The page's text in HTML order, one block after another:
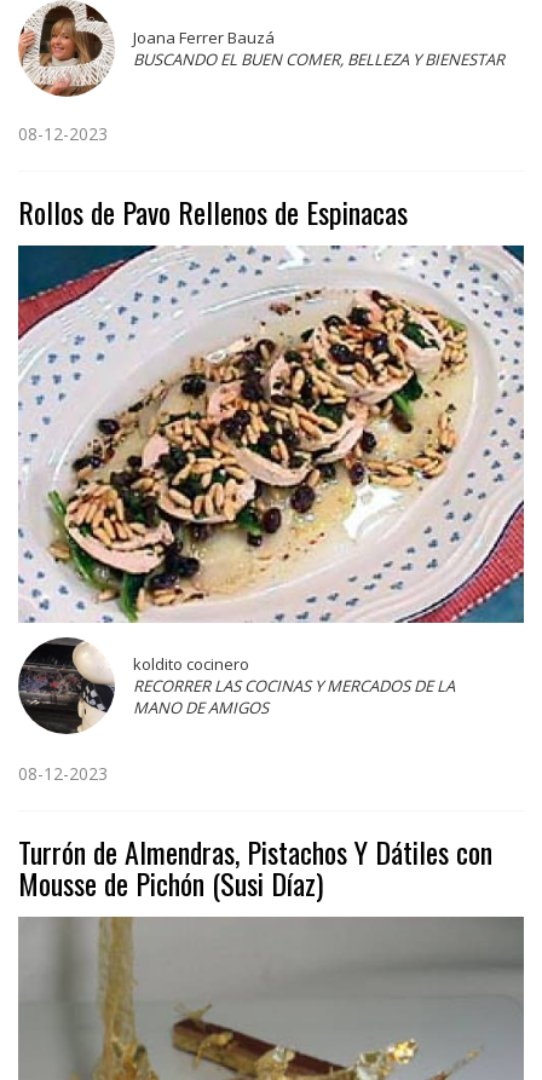
Joana Ferrer Bauzá
BUSCANDO EL BUEN COMER, BELLEZA Y BIENESTAR
08-12-2023
Rollos de Pavo Rellenos de Espinacas
koldito cocinero
RECORRER LAS COCINAS Y MERCADOS DE LA
MANO DE AMIGOS
08-12-2023
Turrón de Almendras, Pistachos Y Dátiles con
Mousse de Pichón (Susi Díaz)